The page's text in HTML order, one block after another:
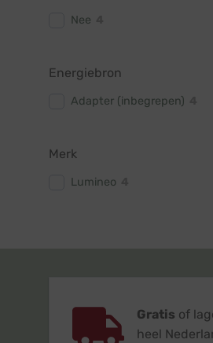
Nee
Energiebron
Adapter (inbegrepen)
Merk
Lumineo
Gratis of
heel